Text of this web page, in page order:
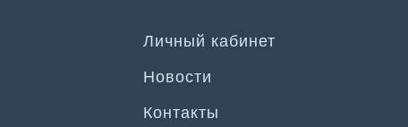
Личный кабинет
Новости
Контакты